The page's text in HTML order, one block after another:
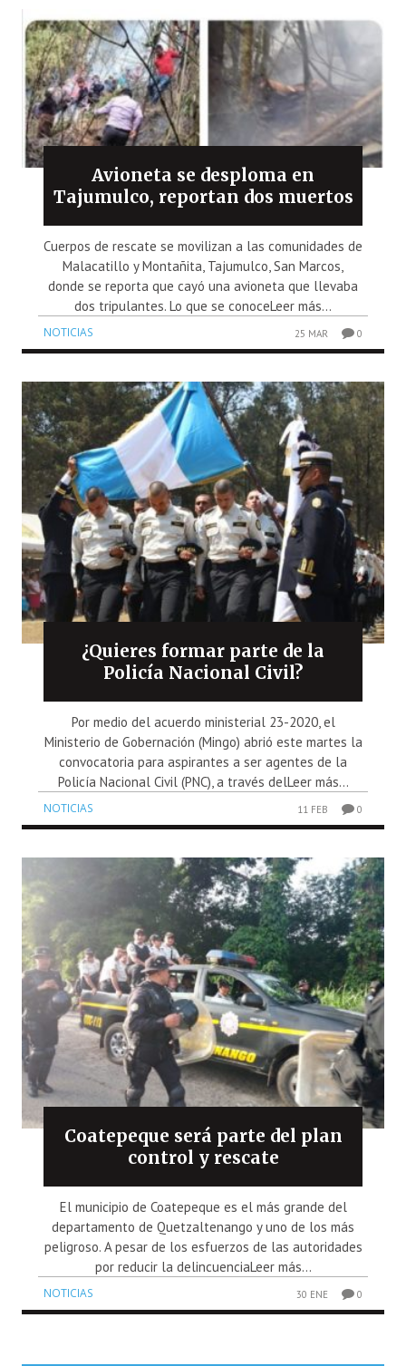
Avioneta se desploma en
Tajumulco, reportan dos muertos
Cuerpos de rescate se movilizan a las comunidades de
Malacatillo y Montañita, Tajumulco, San Marcos,
donde se reporta que cayó una avioneta que llevaba
dos tripulantes. Lo que se conoceLeer más...
NOTICIAS 25 MAR 0
¿Quieres formar parte de la
Policía Nacional Civil?
Por medio del acuerdo ministerial 23-2020, el
Ministerio de Gobernación (Mingo) abrió este martes la
convocatoria para aspirantes a ser agentes de la
Policía Nacional Civil (PNC), a través delLeer más...
NOTICIAS 11 FEB 0
Coatepeque será parte del plan
control y rescate
El municipio de Coatepeque es el más grande del
departamento de Quetzaltenango y uno de los más
peligroso. A pesar de los esfuerzos de las autoridades
por reducir la delincuenciaLeer más...
NOTICIAS 30 ENE 0